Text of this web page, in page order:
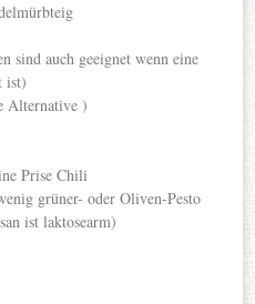
sind auch geeignet wenn eine
ist)
Alternative )
Prise Chili
grüner- oder Oliven-Pesto
ist laktosearm)